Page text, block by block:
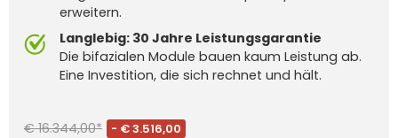
erweitern.
Langlebig: 30 Jahre Leistungsgarantie
Die bifazialen Module bauen kaum Leistung ab.
Eine Investition, die sich rechnet und hält.
€ 16.344,00* - € 3.516,00